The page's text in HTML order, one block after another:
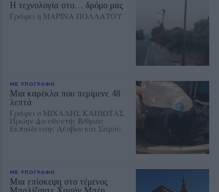
Η τεχνολογία στο… δρόμο μας
Γράφει η ΜΑΡΙΝΑ ΠΟΛΛΑΤΟΥ
ΜΕ ΥΠΟΓΡΑΦΗ
Μια καρέκλα που περίμενε 48
λεπτά
Γράφει ο ΜΙΧΑΛΗΣ ΚΑΠΙΩΤΑΣ
Πρώην Διευθυντής Β/θμιας
Εκπαίδευσης Λέσβου και Σάμου
ΜΕ ΥΠΟΓΡΑΦΗ
Μια επίσκεψη στο τέμενος